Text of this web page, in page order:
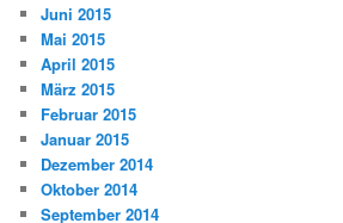
Juni 2015
Mai 2015
April 2015
März 2015
Februar 2015
Januar 2015
Dezember 2014
Oktober 2014
September 2014